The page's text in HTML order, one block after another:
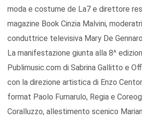
moda e costume de La7 e direttore
magazine Book Cinzia Malvini,
conduttrice televisiva Mary De
La manifestazione giunta alla 8^
Publimusic.com di Sabrina Gallitto e
con la direzione artistica di Enzo
format Paolo Fumarulo, Regia e
Coralluzzo, allestimento scenico